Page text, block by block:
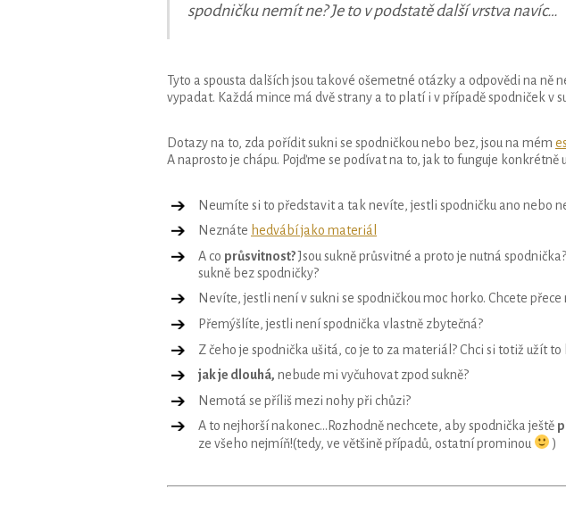
spodničku nemít ne? Je to v podstatě další vrstva navíc…
Tyto a spousta dalších jsou takové ošemetné otázky a odpovědi na ně
vypadat. Každá mince má dvě strany a to platí i v případě spodniček v
Dotazy na to, zda pořídit sukni se spodničkou nebo bez, jsou na mém
A naprosto je chápu. Pojďme se podívat na to, jak to funguje
Neumíte si to představit a tak nevíte, jestli spodničku ano nebo
Neznáte hedvábí jako materiál
A co průsvitnost?Jsou sukně průsvitné a proto je nutná
sukně bez spodničky?
Nevíte, jestli není v sukni se spodničkou moc horko. Chcete
Přemýšlíte, jestli není spodnička vlastně zbytečná?
Z čeho je spodnička ušitá, co je to za materiál? Chci si totiž užít
jak je dlouhá, nebude mi vyčuhovat zpod sukně?
Nemotá se příliš mezi nohy při chůzi?
A to nejhorší nakonec…Rozhodně nechcete, aby spodnička ještě
ze všeho nejmíň!(tedy, ve většině případů, ostatní prominou
)